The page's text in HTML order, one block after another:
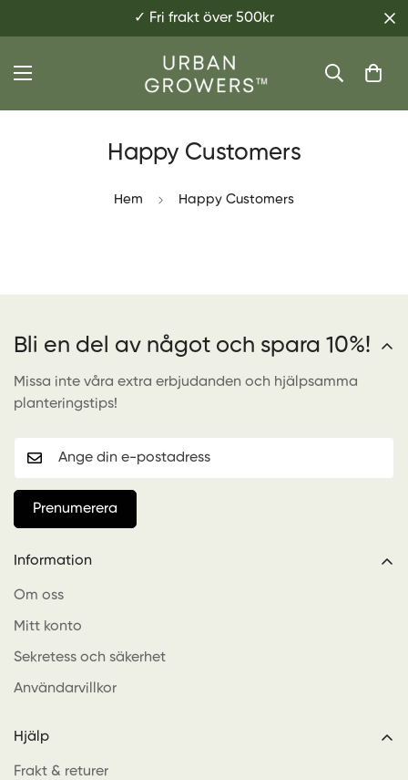
✓ Fri frakt över 500kr
Happy Customers
Hem Happy Customers
Bli en del av något och spara 10%!
Missa inte våra extra erbjudanden och hjälpsamma
planteringstips!
Prenumerera
Information
Om oss
Mitt konto
Sekretess och säkerhet
Användarvillkor
Hjälp
Frakt & returer